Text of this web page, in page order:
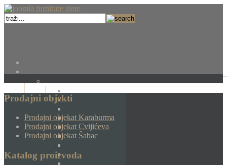
Prodajni objekti
Prodajni objekat Karaburma
Prodajni objekat Cvijićeva
Prodajni objekat Šabac
Katalog proizvoda